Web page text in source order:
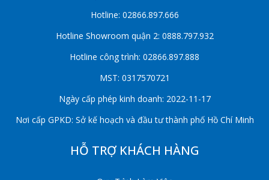
Hotline: 02866.897.666
Hotline Showroom quận 2: 0888.797.932
Hotline công trình: 02866.897.888
MST: 0317570721
Ngày cấp phép kinh doanh: 2022-11-17
Nơi cấp GPKD: Sở kế hoạch và đầu tư thành phố Hồ Chí Minh
HỖ TRỢ KHÁCH HÀNG